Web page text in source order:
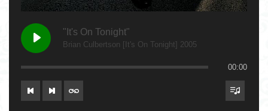
"It's On Tonight"
Brian Culbertson [It's On Tonight] 2005
00:00